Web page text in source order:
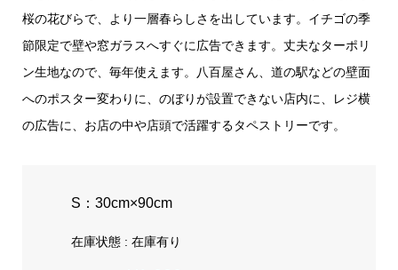
桜の花びらで、より一層春らしさを出しています。イチゴの季
節限定で壁や窓ガラスへすぐに広告できます。丈夫なターポリ
ン生地なので、毎年使えます。八百屋さん、道の駅などの壁面
へのポスター変わりに、のぼりが設置できない店内に、レジ横
の広告に、お店の中や店頭で活躍するタペストリーです。
S：30cm×90cm
在庫状態 : 在庫有り